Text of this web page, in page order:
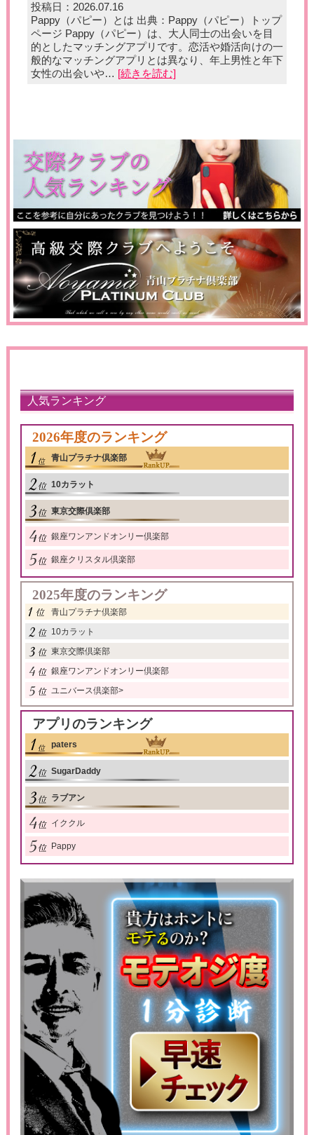
投稿日：2026.07.16
Pappy（パピー）とは 出典：Pappy（パピー）トップ
ページ Pappy（パピー）は、大人同士の出会いを目
的としたマッチングアプリです。恋活や婚活向けの一
般的なマッチングアプリとは異なり、年上男性と年下
女性の出会いや… [続きを読む]
人気ランキング
2026年度のランキング
青山プラチナ倶楽部
10カラット
東京交際倶楽部
銀座ワンアンドオンリー倶楽部
銀座クリスタル倶楽部
2025年度のランキング
青山プラチナ倶楽部
10カラット
東京交際倶楽部
銀座ワンアンドオンリー倶楽部
ユニバース倶楽部>
アプリのランキング
paters
SugarDaddy
ラブアン
イククル
Pappy